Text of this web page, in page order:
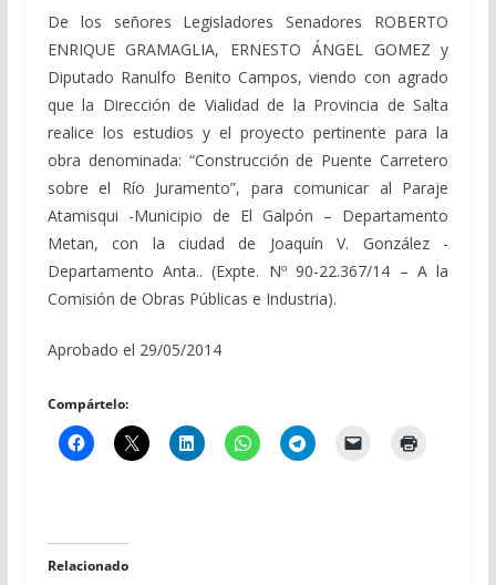
De los señores Legisladores Senadores ROBERTO
ENRIQUE GRAMAGLIA, ERNESTO ÁNGEL GOMEZ y
Diputado Ranulfo Benito Campos, viendo con agrado
que la Dirección de Vialidad de la Provincia de Salta
realice los estudios y el proyecto pertinente para la
obra denominada: “Construcción de Puente Carretero
sobre el Río Juramento”, para comunicar al Paraje
Atamisqui -Municipio de El Galpón – Departamento
Metan, con la ciudad de Joaquín V. González -
Departamento Anta.. (Expte. Nº 90-22.367/14 – A la
Comisión de Obras Públicas e Industria).
Aprobado el 29/05/2014
Compártelo:
Relacionado